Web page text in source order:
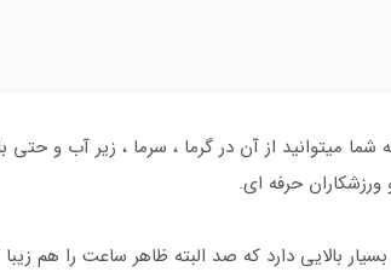
میتوانید از آن در گرما ، سرما ، زیر آب و حتی
ورزشکاران حرفه ای.
بالایی دارد که صد البته ظاهر ساعت را هم